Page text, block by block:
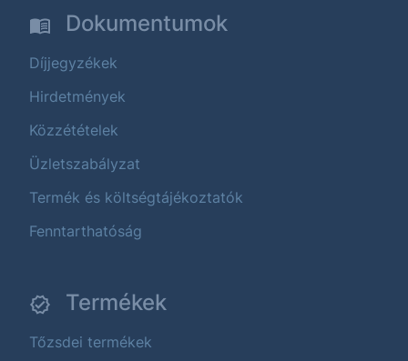
Dokumentumok
Díjjegyzékek
Hirdetmények
Közzétételek
Üzletszabályzat
Termék és költségtájékoztatók
Fenntarthatóság
Termékek
Tőzsdei termékek